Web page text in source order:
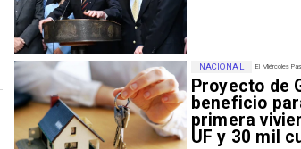
El Miércoles
Proyecto de
beneficio
primera
UF y 30 mil
NACIONAL